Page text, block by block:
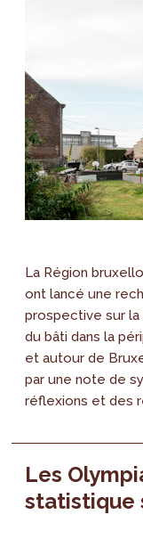
La Région
ont lancé une
prospective sur
du bâti dans la
et autour de
par une note de
réflexions et des
Les
statistique